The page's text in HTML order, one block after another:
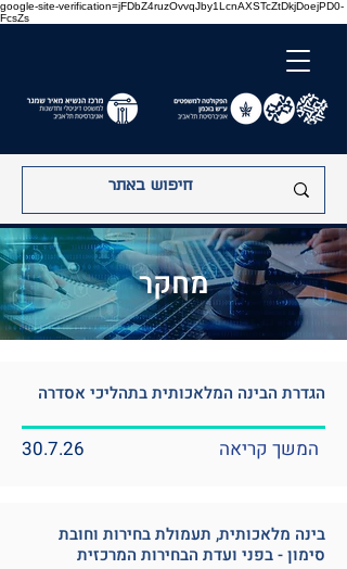
google-site-verification=jFDbZ4ruzOvvqJby1LcnAXSTcZtDkjDoejPD0-
FcsZs
מחקר
הגדרת הבינה המלאכותית בתהליכי אסדרה
המשך קריאה 30.7.26
בינה מלאכותית, תעמולת בחירות וחובת
סימון - בפני ועדת הבחירות המרכזית